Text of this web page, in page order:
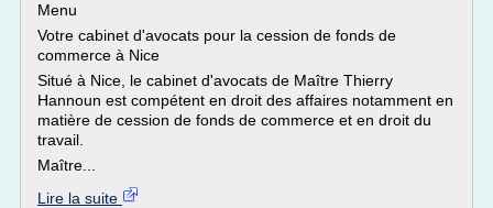
Menu
Votre cabinet d'avocats pour la cession de fonds de
commerce à Nice
Situé à Nice, le cabinet d'avocats de Maître Thierry
Hannoun est compétent en droit des affaires notamment en
matière de cession de fonds de commerce et en droit du
travail.
Maître...
Lire la suite